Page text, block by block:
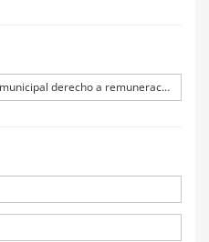
Funcionario publico funcionario municipal derecho a remuneración reembolso